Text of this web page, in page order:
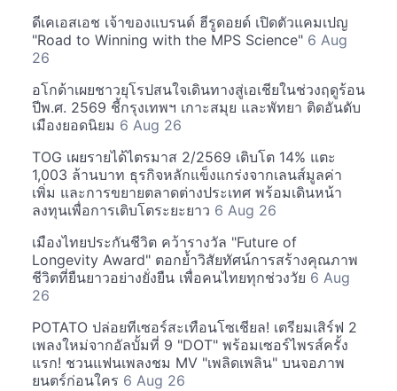
ดีเคเอสเอช เจ้าของแบรนด์ ฮีรูดอยด์ เปิดตัวแคมเปญ
"Road to Winning with the MPS Science" 6 Aug
26
อโกด้าเผยชาวยุโรปสนใจเดินทางสู่เอเชียในช่วงฤดูร้อน
ปีพ.ศ. 2569 ชี้กรุงเทพฯ เกาะสมุย และพัทยา ติดอันดับ
เมืองยอดนิยม 6 Aug 26
TOG เผยรายได้ไตรมาส 2/2569 เติบโต 14% แตะ
1,003 ล้านบาท ธุรกิจหลักแข็งแกร่งจากเลนส์มูลค่า
เพิ่ม และการขยายตลาดต่างประเทศ พร้อมเดินหน้า
ลงทุนเพื่อการเติบโตระยะยาว 6 Aug 26
เมืองไทยประกันชีวิต คว้ารางวัล "Future of
Longevity Award" ตอกย้ำวิสัยทัศน์การสร้างคุณภาพ
ชีวิตที่ยืนยาวอย่างยั่งยืน เพื่อคนไทยทุกช่วงวัย 6 Aug
26
POTATO ปล่อยทีเซอร์สะเทือนโซเชียล! เตรียมเสิร์ฟ 2
เพลงใหม่จากอัลบั้มที่ 9 "DOT" พร้อมเซอร์ไพรส์ครั้ง
แรก! ชวนแฟนเพลงชม MV "เพลิดเพลิน" บนจอภาพ
ยนตร์ก่อนใคร 6 Aug 26